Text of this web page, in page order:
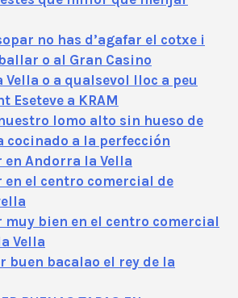
no has d’agafar el cotxe i
o al Gran Casino
Vella o a qualsevol lloc a peu
Eseteve a KRAM
lomo alto sin hueso de
cocinado a la perfección
en Andorra la Vella
en el centro comercial de
muy bien en el centro comercial
Vella
buen bacalao el rey de la